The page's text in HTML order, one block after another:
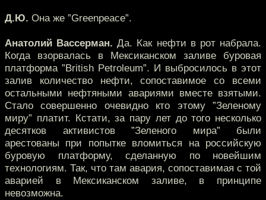
Д.Ю. Она же ”Greenpeace”.
Анатолий Вассерман. Да. Как нефти в рот набрала.
Когда взорвалась в Мексиканском заливе буровая
платформа ”British Petroleum”. И выбросилось в этот
залив количество нефти, сопоставимое со всеми
остальными нефтяными авариями вместе взятыми.
Стало совершенно очевидно кто этому ”Зеленому
миру” платит. Кстати, за пару лет до того несколько
десятков активистов ”Зеленого мира” были
арестованы при попытке вломиться на российскую
буровую платформу, сделанную по новейшим
технологиям. Так, что там авария, сопоставимая с той
аварией в Мексиканском заливе, в принципе
невозможна.